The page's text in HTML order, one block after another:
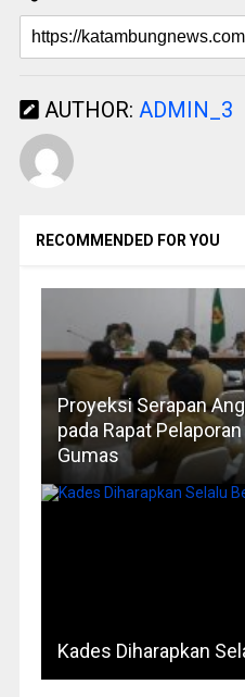
AUTHOR: ADMIN_3
RECOMMENDED FOR YOU
Proyeksi Serapan
pada Rapat
Gumas
Kades Diharapkan